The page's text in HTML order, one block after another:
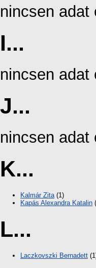
nincsen adat
I...
nincsen adat
J...
nincsen adat
K...
Kalmár Zita(1)
Kapás Alexandra Katalin
L...
Laczkovszki Bernadett